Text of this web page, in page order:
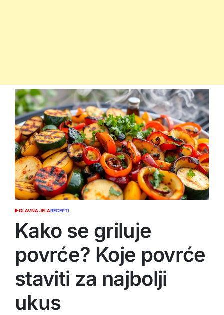
POSTED
GLAVNA JELARECEPTI
Kako se griluje
povrće? Koje povrće
staviti za najbolji
ukus